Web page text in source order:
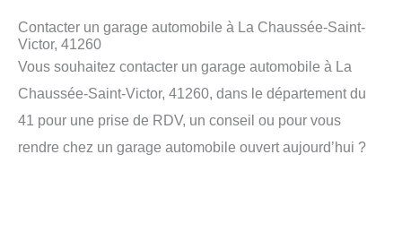
Contacter un garage automobile à La Chaussée-Saint-
Victor, 41260
Vous souhaitez contacter un garage automobile à La
Chaussée-Saint-Victor, 41260, dans le département du
41 pour une prise de RDV, un conseil ou pour vous
rendre chez un garage automobile ouvert aujourd’hui ?